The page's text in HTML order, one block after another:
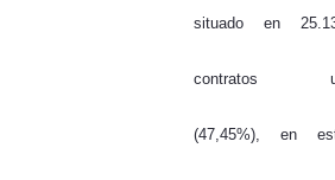
situado en
contratos
(47,45%), en